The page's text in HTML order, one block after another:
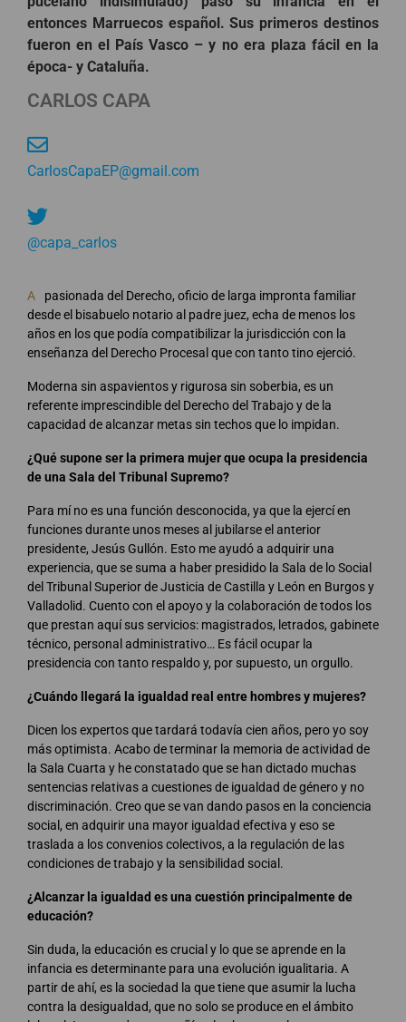
entonces Marruecos español. Sus primeros destinos
fueron en el País Vasco – y no era plaza fácil en la
época- y Cataluña.
CARLOS CAPA
CarlosCapaEP@gmail.com
@capa_carlos
A
pasionada del Derecho, oficio de larga impronta familiar
desde el bisabuelo notario al padre juez, echa de menos los
años en los que podía compatibilizar la jurisdicción con la
enseñanza del Derecho Procesal que con tanto tino ejerció.
Moderna sin aspavientos y rigurosa sin soberbia, es un
referente imprescindible del Derecho del Trabajo y de la
capacidad de alcanzar metas sin techos que lo impidan.
¿Qué supone ser la primera mujer que ocupa la presidencia
de una Sala del Tribunal Supremo?
Para mí no es una función desconocida, ya que la ejercí en
funciones durante unos meses al jubilarse el anterior
presidente, Jesús Gullón. Esto me ayudó a adquirir una
experiencia, que se suma a haber presidido la Sala de lo Social
del Tribunal Superior de Justicia de Castilla y León en Burgos y
Valladolid. Cuento con el apoyo y la colaboración de todos los
que prestan aquí sus servicios: magistrados, letrados, gabinete
técnico, personal administrativo… Es fácil ocupar la
presidencia con tanto respaldo y, por supuesto, un orgullo.
¿Cuándo llegará la igualdad real entre hombres y mujeres?
Dicen los expertos que tardará todavía cien años, pero yo soy
más optimista. Acabo de terminar la memoria de actividad de
la Sala Cuarta y he constatado que se han dictado muchas
sentencias relativas a cuestiones de igualdad de género y no
discriminación. Creo que se van dando pasos en la conciencia
social, en adquirir una mayor igualdad efectiva y eso se
traslada a los convenios colectivos, a la regulación de las
condiciones de trabajo y la sensibilidad social.
¿Alcanzar la igualdad es una cuestión principalmente de
educación?
Sin duda, la educación es crucial y lo que se aprende en la
infancia es determinante para una evolución igualitaria. A
partir de ahí, es la sociedad la que tiene que asumir la lucha
contra la desigualdad, que no solo se produce en el ámbito